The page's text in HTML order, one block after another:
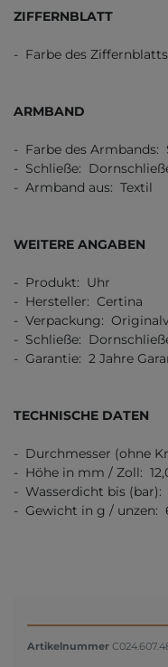
ZIFFERNBLATT
- Farbe des
ARMBAND
- Farbe des Armbands:
- Schließe:
- Armband aus: Textil
WEITERE ANGABEN
- Produkt: Uhr
- Hersteller: Certina
- Verpackung:
- Schließe:
- Garantie: 2 Jahre
TECHNISCHE DATEN
- Durchmesser (ohne
- Höhe in mm / Zoll:
- Wasserdicht bis (bar):
- Gewicht in g / unzen:
Artikelnummer